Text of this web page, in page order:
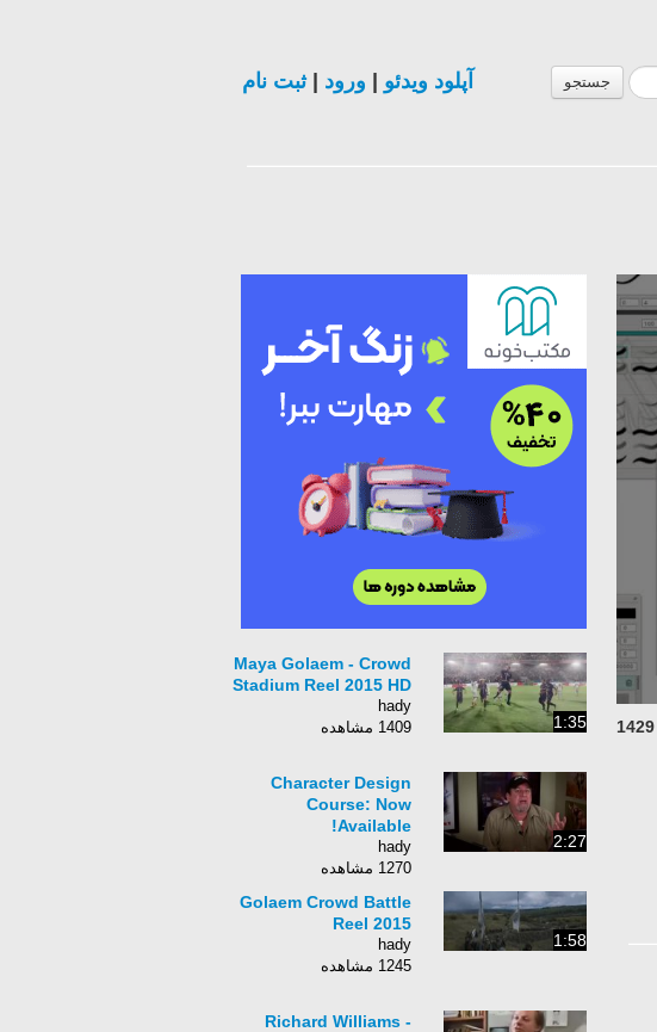
جستجو آپلود ویدئو ورود |ثبت نام
1:35
Maya Golaem - Crowd
Stadium Reel 2015 HD
hady
1409 مشاهده
2:27
Character Design
Course: Now
Available!
hady
1270 مشاهده
1:58
Golaem Crowd Battle
Reel 2015
hady
1245 مشاهده
Richard Williams -